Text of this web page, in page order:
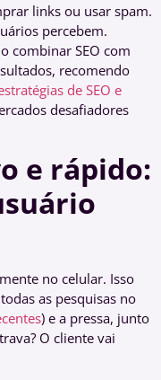
links ou usar spam.
percebem.
combinar SEO com
recomendo
de SEO e
desafiadores
e rápido:
no celular. Isso
as pesquisas no
) e a pressa, junto
O cliente vai